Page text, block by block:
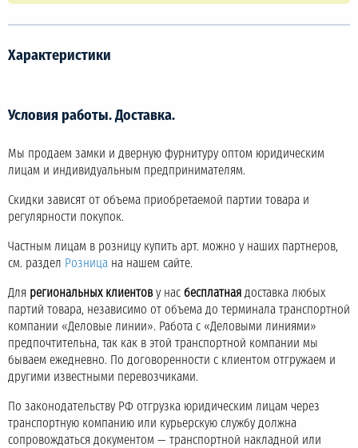
Характеристики
Условия работы. Доставка.
Мы продаем замки и дверную фурнитуру оптом юридическим
лицам и индивидуальным предпринимателям.
Скидки зависят от объема приобретаемой партии товара и
регулярности покупок.
Частным лицам в розницу купить арт. можно у наших партнеров,
см. раздел Розница на нашем сайте.
Для региональных клиентову нас бесплатная доставка любых
партий товара, независимо от объема до терминала транспортной
компании «Деловые линии». Работа с «Деловыми линиями»
предпочтительна, так как в этой транспортной компании мы
бываем ежедневно. По договоренности с клиентом отгружаем и
другими известными перевозчиками.
По законодательству РФ отгрузка юридическим лицам через
транспортную компанию или курьерскую службу должна
сопровождаться документом — транспортной накладной или